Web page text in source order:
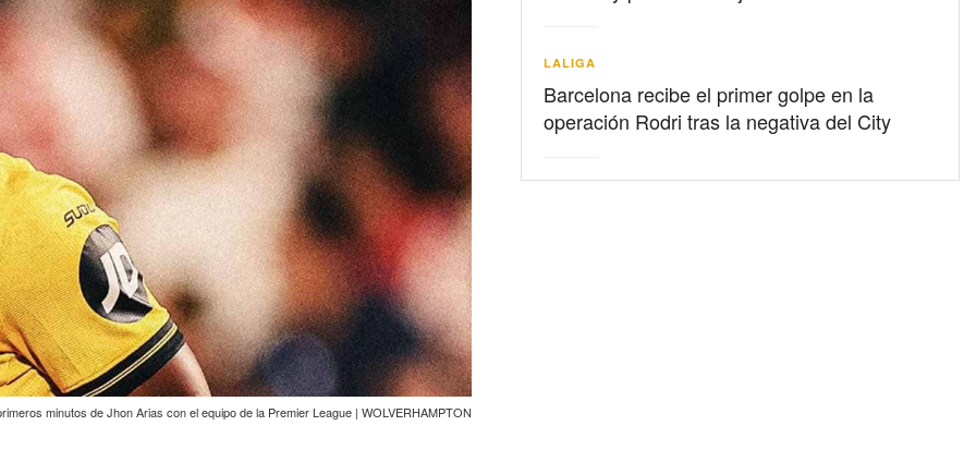
minutos de Jhon Arias con el equipo de la Premier League | WOLVERHAMPTON
LALIGA
Barcelona recibe el primer golpe en la
operación Rodri tras la negativa del City